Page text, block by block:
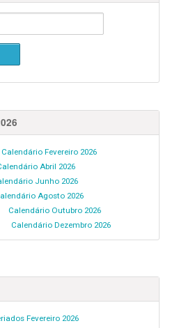
Calendário Fevereiro 2026
Abril 2026
Junho 2026
Agosto 2026
Calendário Outubro 2026
Calendário Dezembro 2026
Fevereiro 2026